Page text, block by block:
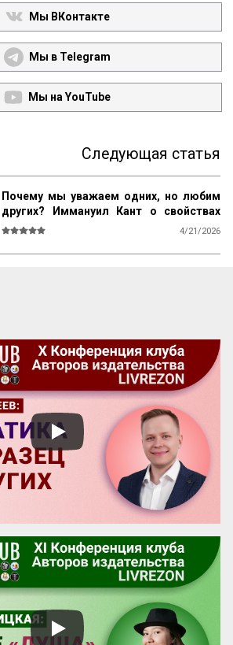
Мы ВКонтакте
Мы в Telegram
Мы на YouTube
Следующая статья
Почему мы уважаем одних, но любим
других? Иммануил Кант о свойствах
возвышенного и прекрасного
4/21/2026
добродетель бургомистра. Правдивость
и честность просты и благородны, шутка
и угодливая лесть тонки и красивы.
Учтивость украшение добродетели.
Бескорыстное служебное рвение
благородно, утонченность и вежливость
прекрасны. Возвышенные свойства
внушают уважение, прекрасные любовь.
Люди, чувство которых обращено
преимущественно на прекрасное, ищут
себе честных, вер...